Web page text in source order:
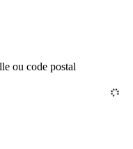
ou code postal